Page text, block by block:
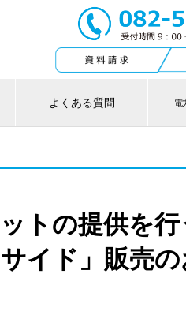
よくある質問 電
トの提供を行
イド」販売